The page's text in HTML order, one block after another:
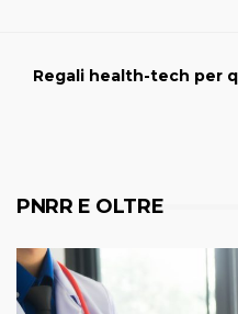
Regali health-tech per
PNRR E OLTRE